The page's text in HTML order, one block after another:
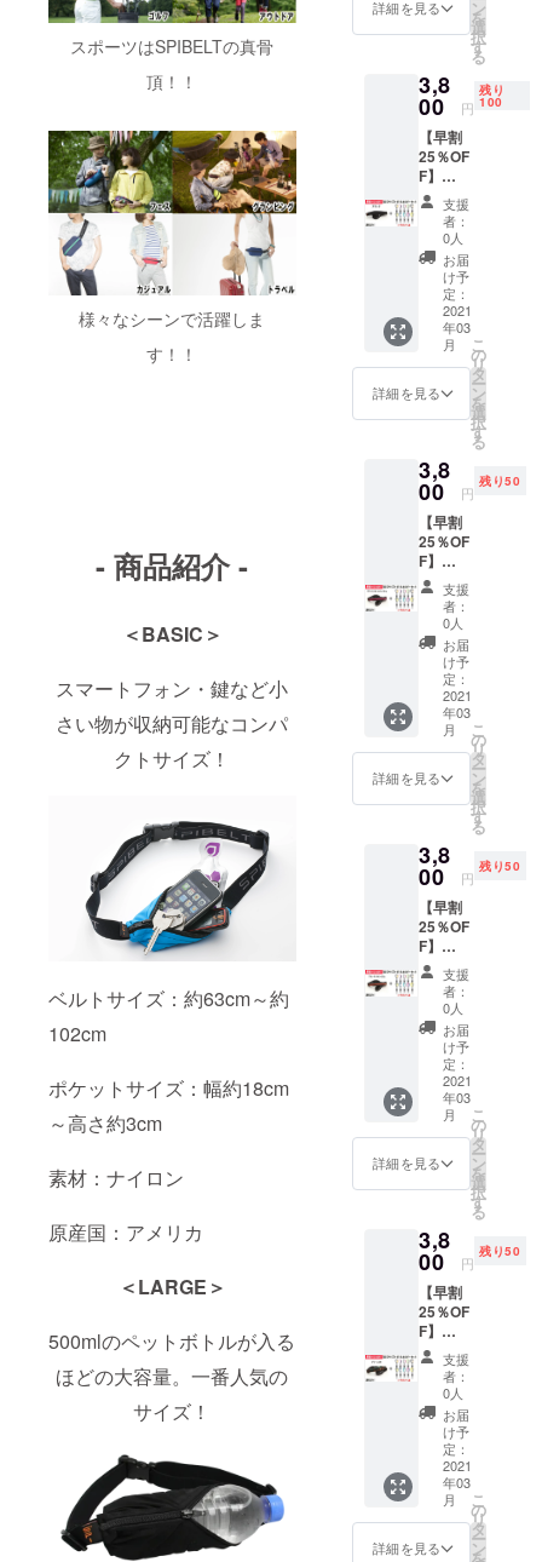
スポーツはSPIBELTの真骨
頂！！
様々なシーンで活躍しま
す！！
- 商品紹介 -
＜BASIC＞
スマートフォン・鍵など小
さい物が収納可能なコンパ
クトサイズ！
ベルトサイズ：約63cm～約
102cm
ポケットサイズ：幅約18cm
～高さ約3cm
素材：ナイロン
原産国：アメリカ
＜LARGE＞
500mlのペットボトルが入る
ほどの大容量。一番人気の
サイズ！
※ご注文
給状
況、製
造工程
上の都
合等に
より出
荷時期
が遅れ
る場合
があり
ます。
せてい
3,450円
（税
込・送
料込）
一般販
売価
格：
4,565円
(税込)
３月上
旬～中
旬頃に
順次発
送予定
です。
ネコポ
スでの
※ご注文
状況、
使用部
材の供
給状
況、製
造工程
上の都
合等に
より出
荷時期
が遅れ
る場合
があり
ます。
サイズ
「ダー
モ」と
リフレ
クター1
個の
セット
です。
＊リフ
レク
ターは
10色の
中から
ランダ
ムで1個
選ばせ
ていた
だきま
す。 価
3,450円
込・送
料込）
一般販
売価
格：
4,565円
(税込)
３月上
旬～中
旬頃に
順次発
送予定
です。
ネコポ
スでの
お届け
になり
※ご注文
使用部
材の供
給状
況、製
造工程
上の都
合等に
より出
荷時期
が遅れ
る場合
があり
ます。
詳細を見る ン
を
選
択
す
る
3,8
00 円
残り
100
【早割
25％OF
F】
BASIC
サイズ
「ブ
ラッ
ク」1本
とボト
ルホル
ダー1個
SPIBEL
T
BASIC
サイズ
「ブ
ク」と
ボトル
ホル
ダー1個
のセッ
トで
す。 ＊
ボトル
ホル
ダーは
10色の
中から
ランダ
ムで1個
選ばせ
ていた
だきま
（税
込・送
料込）
一般販
売価
格：
5,082円
(税込)
３月上
旬～中
旬頃に
順次発
送予定
です。
ネコポ
スでの
お届け
状況、
使用部
材の供
給状
況、製
造工程
上の都
合等に
より出
荷時期
が遅れ
る場合
があり
ます。
支援
者：
0人
お届
け予
定：
2021
年03
月
詳細を見る
こ
の
リ
タ
ー
ン
を
選
択
す
る
3,8
00 円
残り50
【早割
25％OF
F】
BASIC
サイズ
「ブ
ラック/
ホット
ピン
ク」1本
とボト
ルホル
ダー1個
SPIBEL
T
BASIC
「ブ
ラック/
ホット
ピン
ク」と
ボトル
ホル
ダー1個
のセッ
トで
す。 ＊
ボトル
ホル
ダーは
10色の
中から
ランダ
だきま
す。 価
格：
3,800円
（税
込・送
料込）
一般販
売価
格：
5,082円
(税込)
３月上
旬～中
旬頃に
順次発
送予定
支援
者：
0人
お届
け予
定：
2021
年03
月
詳細を見る
こ
の
リ
タ
ー
ン
を
選
択
す
る
3,8
00 円
残り50
【早割
25％OF
F】
BASIC
サイズ
「ブ
ラック/
オレン
ジzip」
1本とボ
トルホ
ルダー1
個
SPIBEL
T
BASIC
「ブ
ラック/
オレン
ジzip」
とボト
ルホル
ダー1個
のセッ
トで
す。 ＊
ボトル
ホル
ダーは
10色の
中から
ランダ
ムで1個
支援
者：
0人
お届
け予
定：
2021
年03
月
詳細を見る
こ
の
リ
タ
ー
ン
を
選
択
す
る
3,8
00 円
残り50
【早割
25％OF
F】
BASIC
サイズ
「グ
リーン
カモ」1
本とボ
トルホ
ルダー1
SPIBEL
T
支援
者：
0人
お届
け予
定：
2021
年03
月
詳細を見る
こ
の
リ
タ
ー
ン
を